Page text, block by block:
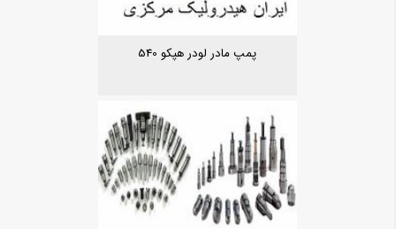
پمپ مادر لودر هپکو 540